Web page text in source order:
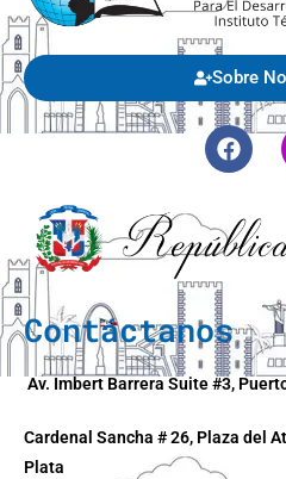
Sobre
Contáctanos
Av. Imbert Barrera Suite #3,
Cardenal Sancha # 26, Plaza del
Plata